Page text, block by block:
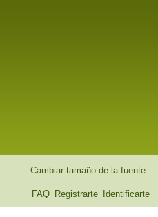
Cambiar tamaño de la fuente
FAQ Registrarte Identificarte